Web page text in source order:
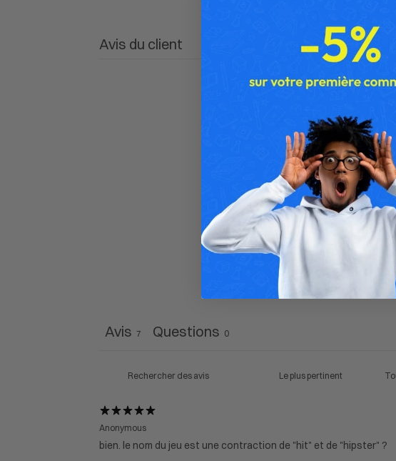
Avis du client
5
3
Avis 7 Questions 0
Anonymous
bien. le nom du jeu est une contraction de "hit" et de "hipster" ?